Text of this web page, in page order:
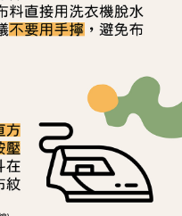
使用額度並採取法律行動。